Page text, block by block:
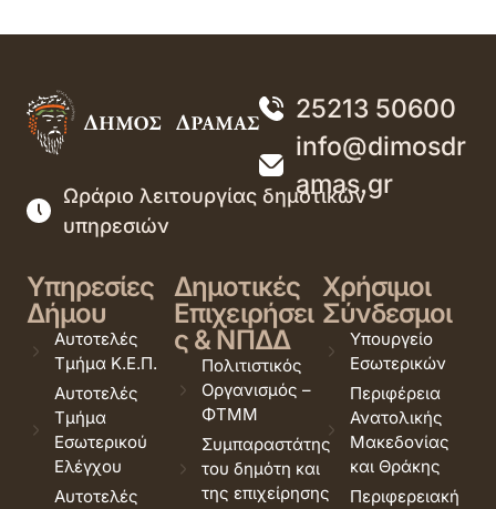
25213 50600
info@dimosdr
amas.gr
Ωράριο λειτουργίας δημοτικών
υπηρεσιών
Υπηρεσίες
Δήμου
Αυτοτελές
Τμήμα Κ.Ε.Π.
Αυτοτελές
Τμήμα
Εσωτερικού
Ελέγχου
Αυτοτελές
Δημοτικές
Επιχειρήσει
ς & ΝΠΔΔ
Πολιτιστικός
Οργανισμός –
ΦΤΜΜ
Συμπαραστάτης
του δημότη και
της επιχείρησης
Χρήσιμοι
Σύνδεσμοι
Υπουργείο
Εσωτερικών
Περιφέρεια
Ανατολικής
Μακεδονίας
και Θράκης
Περιφερειακή